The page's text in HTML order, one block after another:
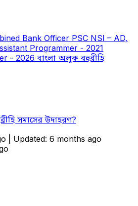
Bank Officer PSC NSI – AD,
Programmer - 2021
- 2026 বাংলা অলুক বহুব্রীহি
সমাসের উদাহরণ?
| Updated: 6 months ago